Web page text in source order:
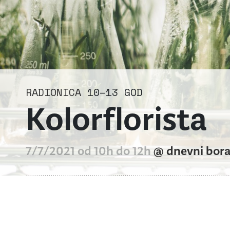
RADIONICA 10–13 GOD
Kolorflorista
7/7/2021 od 10h do 12h @ dnevni